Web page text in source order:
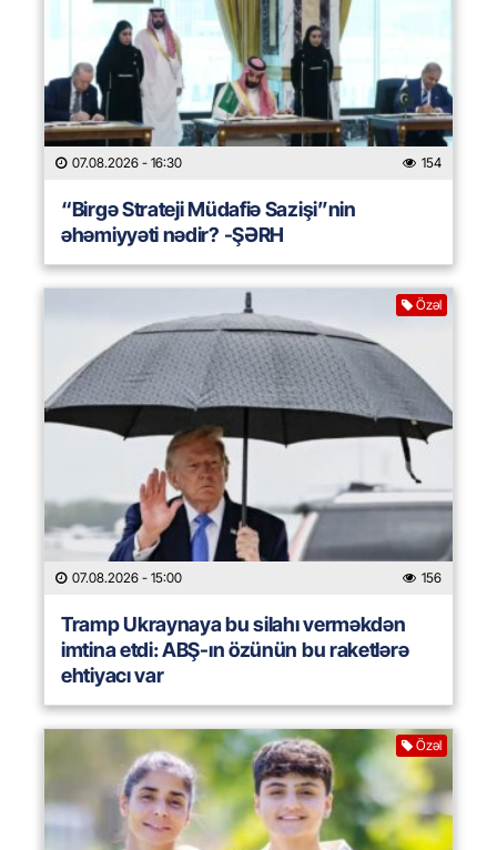
07.08.2026 - 16:30 154
“Birgə Strateji Müdafiə Sazişi”nin
əhəmiyyəti nədir? -ŞƏRH
Özəl
07.08.2026 - 15:00 156
Tramp Ukraynaya bu silahı verməkdən
imtina etdi: ABŞ-ın özünün bu raketlərə
ehtiyacı var
Özəl